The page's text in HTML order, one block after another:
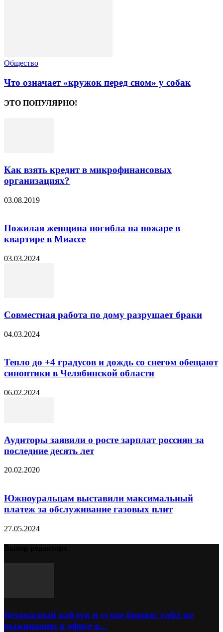
Общество
Что означает «кружок перед сном» у собак
ЭТО ПОПУЛЯРНО!
Как взять кредит в микрофинансовых
организациях?
03.08.2019
Пожилая женщина погибла на пожаре в
квартире в Миассе
03.03.2024
Совместная работа по дому разрушает браки
04.03.2024
Тепло до +4 градусов и дождь со снегом обещают
синоптики в Челябинской области
06.02.2024
Аудиторы заявили о росте зарплат россиян за
последние десять лет
20.02.2020
Южноуральцам выставили максимальный
платеж за обслуживание газовых плит
27.05.2024
Безопасный каблук и сухие брюки: гайд по
выживанию в офисе в...